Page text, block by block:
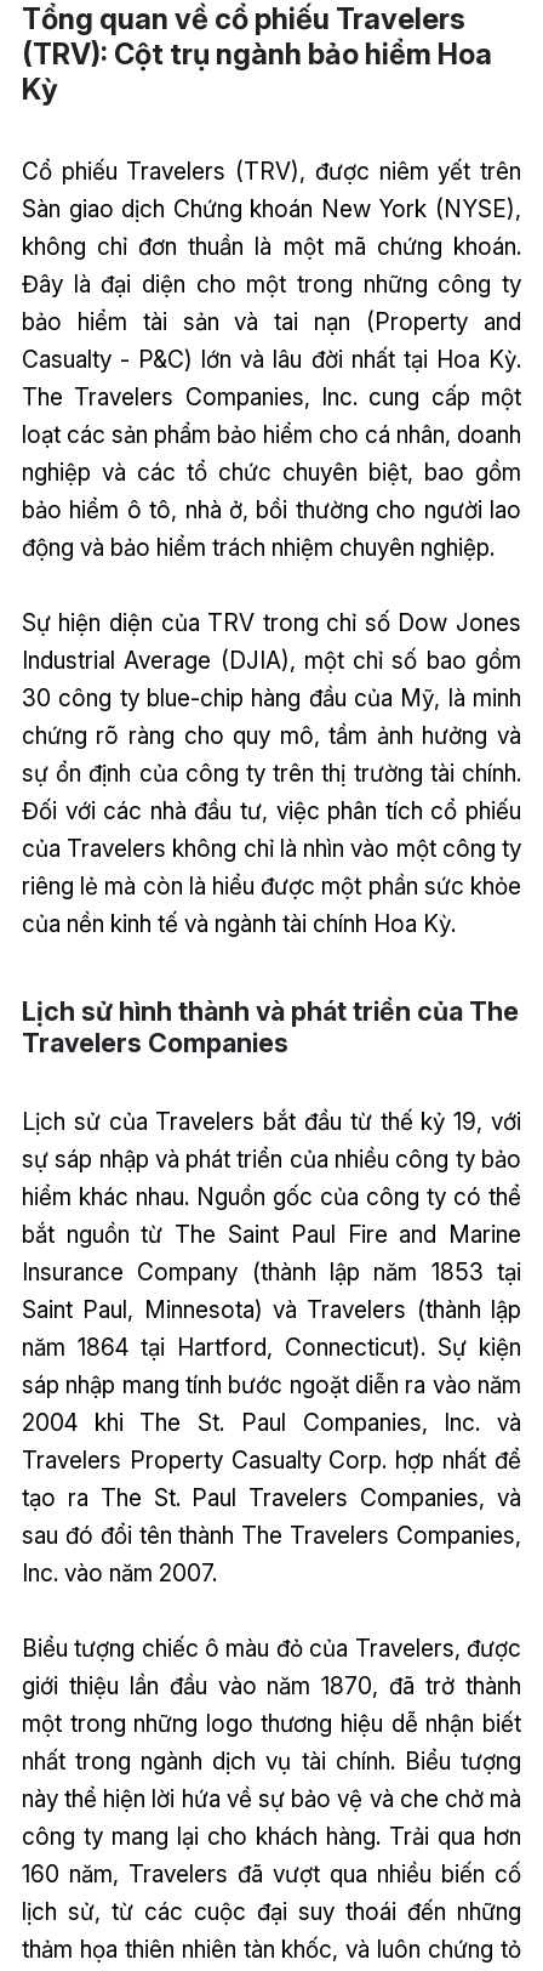
Tổng quan về cổ phiếu Travelers
(TRV): Cột trụ ngành bảo hiểm Hoa
Kỳ
Cổ phiếu Travelers (TRV), được niêm yết trên
Sàn giao dịch Chứng khoán New York (NYSE),
không chỉ đơn thuần là một mã chứng khoán.
Đây là đại diện cho một trong những công ty
bảo hiểm tài sản và tai nạn (Property and
Casualty - P&C) lớn và lâu đời nhất tại Hoa Kỳ.
The Travelers Companies, Inc. cung cấp một
loạt các sản phẩm bảo hiểm cho cá nhân, doanh
nghiệp và các tổ chức chuyên biệt, bao gồm
bảo hiểm ô tô, nhà ở, bồi thường cho người lao
động và bảo hiểm trách nhiệm chuyên nghiệp.
Sự hiện diện của TRV trong chỉ số Dow Jones
Industrial Average (DJIA), một chỉ số bao gồm
30 công ty blue-chip hàng đầu của Mỹ, là minh
chứng rõ ràng cho quy mô, tầm ảnh hưởng và
sự ổn định của công ty trên thị trường tài chính.
Đối với các nhà đầu tư, việc phân tích cổ phiếu
của Travelers không chỉ là nhìn vào một công ty
riêng lẻ mà còn là hiểu được một phần sức khỏe
của nền kinh tế và ngành tài chính Hoa Kỳ.
Lịch sử hình thành và phát triển của The
Travelers Companies
Lịch sử của Travelers bắt đầu từ thế kỷ 19, với
sự sáp nhập và phát triển của nhiều công ty bảo
hiểm khác nhau. Nguồn gốc của công ty có thể
bắt nguồn từ The Saint Paul Fire and Marine
Insurance Company (thành lập năm 1853 tại
Saint Paul, Minnesota) và Travelers (thành lập
năm 1864 tại Hartford, Connecticut). Sự kiện
sáp nhập mang tính bước ngoặt diễn ra vào năm
2004 khi The St. Paul Companies, Inc. và
Travelers Property Casualty Corp. hợp nhất để
tạo ra The St. Paul Travelers Companies, và
sau đó đổi tên thành The Travelers Companies,
Inc. vào năm 2007.
Biểu tượng chiếc ô màu đỏ của Travelers, được
giới thiệu lần đầu vào năm 1870, đã trở thành
một trong những logo thương hiệu dễ nhận biết
nhất trong ngành dịch vụ tài chính. Biểu tượng
này thể hiện lời hứa về sự bảo vệ và che chở mà
công ty mang lại cho khách hàng. Trải qua hơn
160 năm, Travelers đã vượt qua nhiều biến cố
lịch sử, từ các cuộc đại suy thoái đến những
thảm họa thiên nhiên tàn khốc, và luôn chứng tỏ